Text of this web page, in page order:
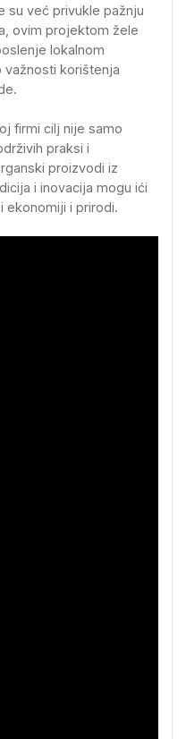
su već privukle pažnju
ovim projektom žele
lokalnom
korištenja
firmi cilj nije samo
praksi i
proizvodi iz
i inovacija mogu ići
ekonomiji i prirodi.